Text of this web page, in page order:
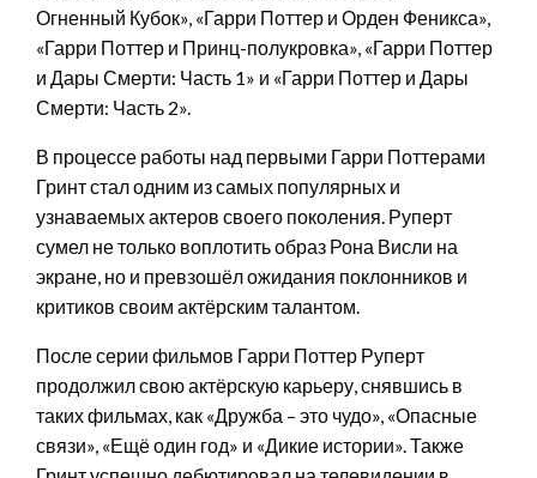
Огненный Кубок», «Гарри Поттер и Орден Феникса»,
«Гарри Поттер и Принц-полукровка», «Гарри Поттер
и Дары Смерти: Часть 1» и «Гарри Поттер и Дары
Смерти: Часть 2».
В процессе работы над первыми Гарри Поттерами
Гринт стал одним из самых популярных и
узнаваемых актеров своего поколения. Руперт
сумел не только воплотить образ Рона Висли на
экране, но и превзошёл ожидания поклонников и
критиков своим актёрским талантом.
После серии фильмов Гарри Поттер Руперт
продолжил свою актёрскую карьеру, снявшись в
таких фильмах, как «Дружба – это чудо», «Опасные
связи», «Ещё один год» и «Дикие истории». Также